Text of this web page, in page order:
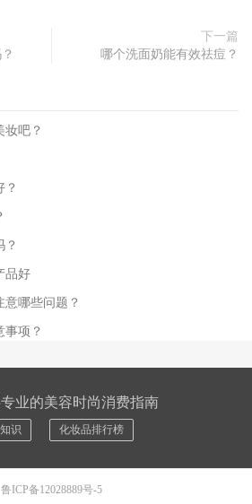
下一篇
哪个洗面奶能有效祛痘？
吧？
？
？
品好
哪些问题？
项？
业的美容时尚消费指南
识 化妆品排行榜
鲁ICP备12028889号-5